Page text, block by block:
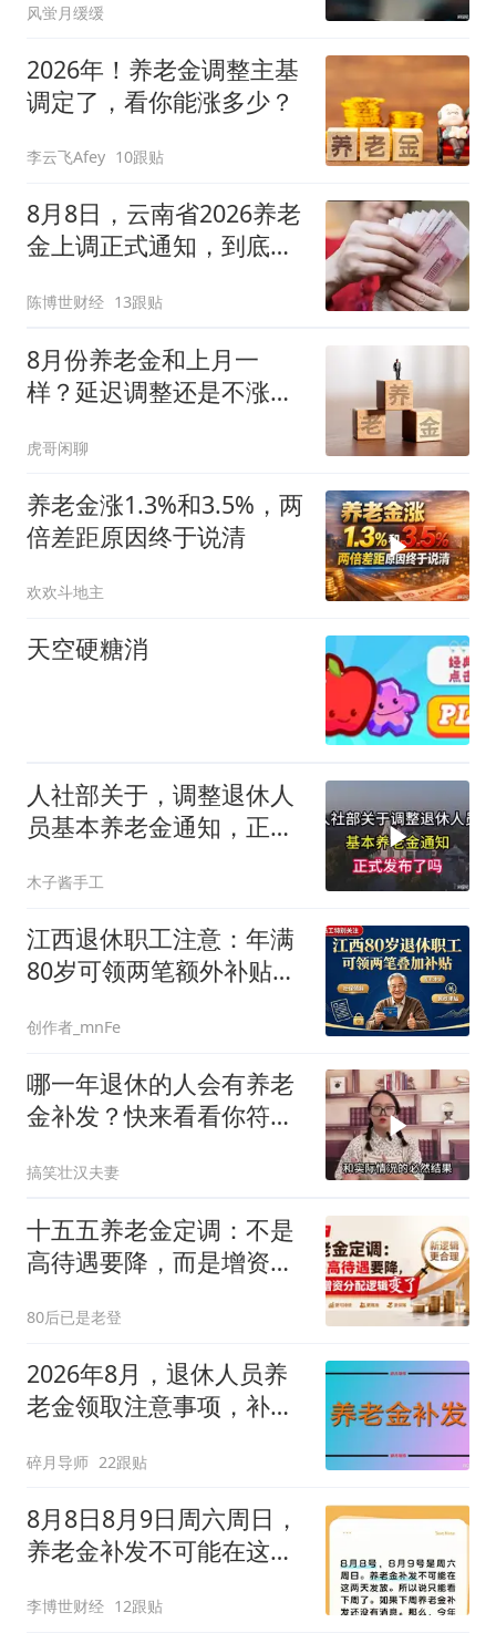
风蛍月缓缓
2026年！养老金调整主基
调定了，看你能涨多少？
李云飞Afey 10跟贴
8月8日，云南省2026养老
金上调正式通知，到底有
陈博世财经 13跟贴
8月份养老金和上月一
样？延迟调整还是不涨
虎哥闲聊
养老金涨1.3%和3.5%，两
倍差距原因终于说清
欢欢斗地主
天空硬糖消
人社部关于，调整退休人
员基本养老金通知，正式
木子酱手工
江西退休职工注意：年满
80岁可领两笔额外补贴，
创作者_mnFe
哪一年退休的人会有养老
金补发？快来看看你符合
搞笑壮汉夫妻
十五五养老金定调：不是
高待遇要降，而是增资分
80后已是老登
2026年8月，退休人员养
老金领取注意事项，补发
碎月导师 22跟贴
8月8日8月9日周六周日，
养老金补发不可能在这两
李博世财经 12跟贴